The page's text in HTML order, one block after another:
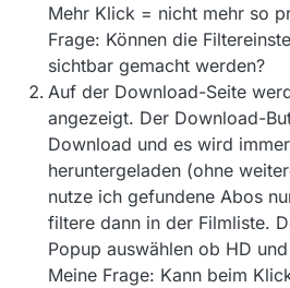
Mehr Klick = nicht mehr so
Frage: Können die
sichtbar gemacht werden?
Auf der Download-Seite
angezeigt. Der Download-
Download und es wird
heruntergeladen (ohne
nutze ich gefundene Abos
filtere dann in der Filmliste.
Popup auswählen ob HD
Meine Frage: Kann beim